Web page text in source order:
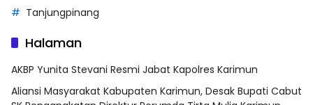
Tanjungpinang
Halaman
AKBP Yunita Stevani Resmi Jabat Kapolres Karimun
Aliansi Masyarakat Kabupaten Karimun, Desak Bupati Cabut